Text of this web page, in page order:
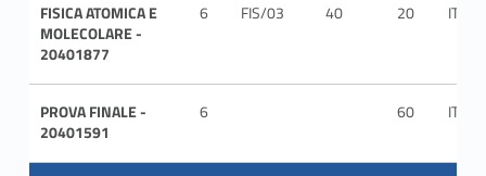
FISICA ATOMICA E
MOLECOLARE -
20401877
6 FIS/03 40 20 ITA
PROVA FINALE -
20401591
6 60 ITA